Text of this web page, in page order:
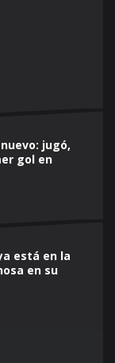
jugó,
gol en
está en la
en su